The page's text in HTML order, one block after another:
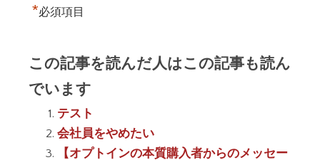
*必須項目
この記事を読んだ人はこの記事も読ん
でいます
テスト
会社員をやめたい
【オプトインの本質購入者からのメッセー